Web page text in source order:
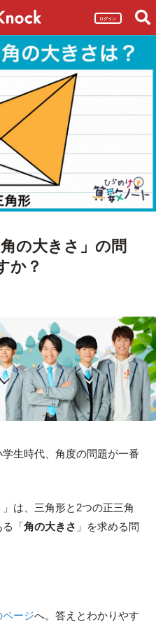
ログイン
の大きさ」の問
か？
生時代、角度の問題が一番
は、三角形と2つの正三角
「角の大きさ 」を求める問
ページへ。答えとわかりやす